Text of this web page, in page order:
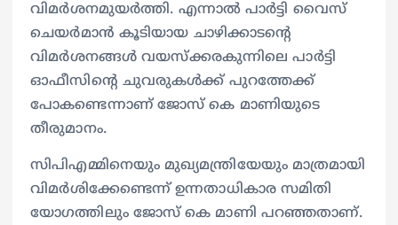
വിമർശനമുയർത്തി. എന്നാൽ പാർട്ടി വൈസ്
ചെയർമാൻ കൂടിയായ ചാഴിക്കാടന്‍റെ
വിമർശനങ്ങൾ വയസ്ക്കരകുന്നിലെ പാർട്ടി
ഓഫീസിന്റെ ചുവരുകൾക്ക് പുറത്തേക്ക്
പോകണ്ടെന്നാണ് ജോസ് കെ മാണിയുടെ
തീരുമാനം.
സിപിഎമ്മിനെയും മുഖ്യമന്ത്രിയേയും മാത്രമായി
വിമർശിക്കേണ്ടെന്ന് ഉന്നതാധികാര സമിതി
യോഗത്തിലും ജോസ് കെ മാണി പറഞ്ഞതാണ്.